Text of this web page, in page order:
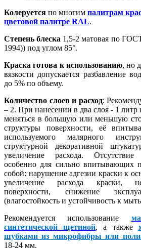
Колеруется по многим палитрам
цветовой палитре RAL.
Степень блеска 1,5-2 матовая по
1994)) под углом 85°.
Краска готова к использованию, но
вязкости допускается разбавление
до 5% по объему.
Количество слоев и расход:
– 2. При нанесении в два слоя - 1
меняться в большую или меньшую
структуры поверхности, её
используемого малярного
структурной декоративной
увеличение расхода.
особенно для сильно впитывающих
собой: нарушение адгезии краски к
увеличение расхода краски,
поверхности, снижение
(влагостойкость и устойчивость к
Рекомендуется использование
синтетической щетиной, а также
шубками из микрофибры или
18-24 мм.